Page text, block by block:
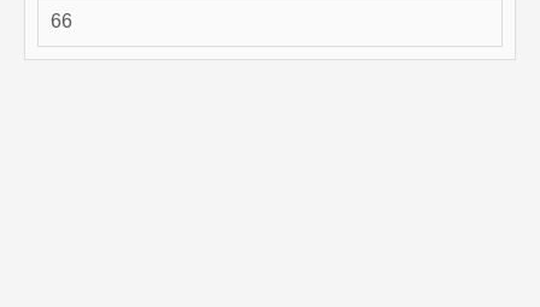
66